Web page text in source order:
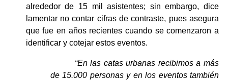
alrededor de 15 mil asistentes; sin embargo, dice
lamentar no contar cifras de contraste, pues asegura
que fue en años recientes cuando se comenzaron a
identificar y cotejar estos eventos.
“En las catas urbanas recibimos a más
de 15.000 personas y en los eventos también